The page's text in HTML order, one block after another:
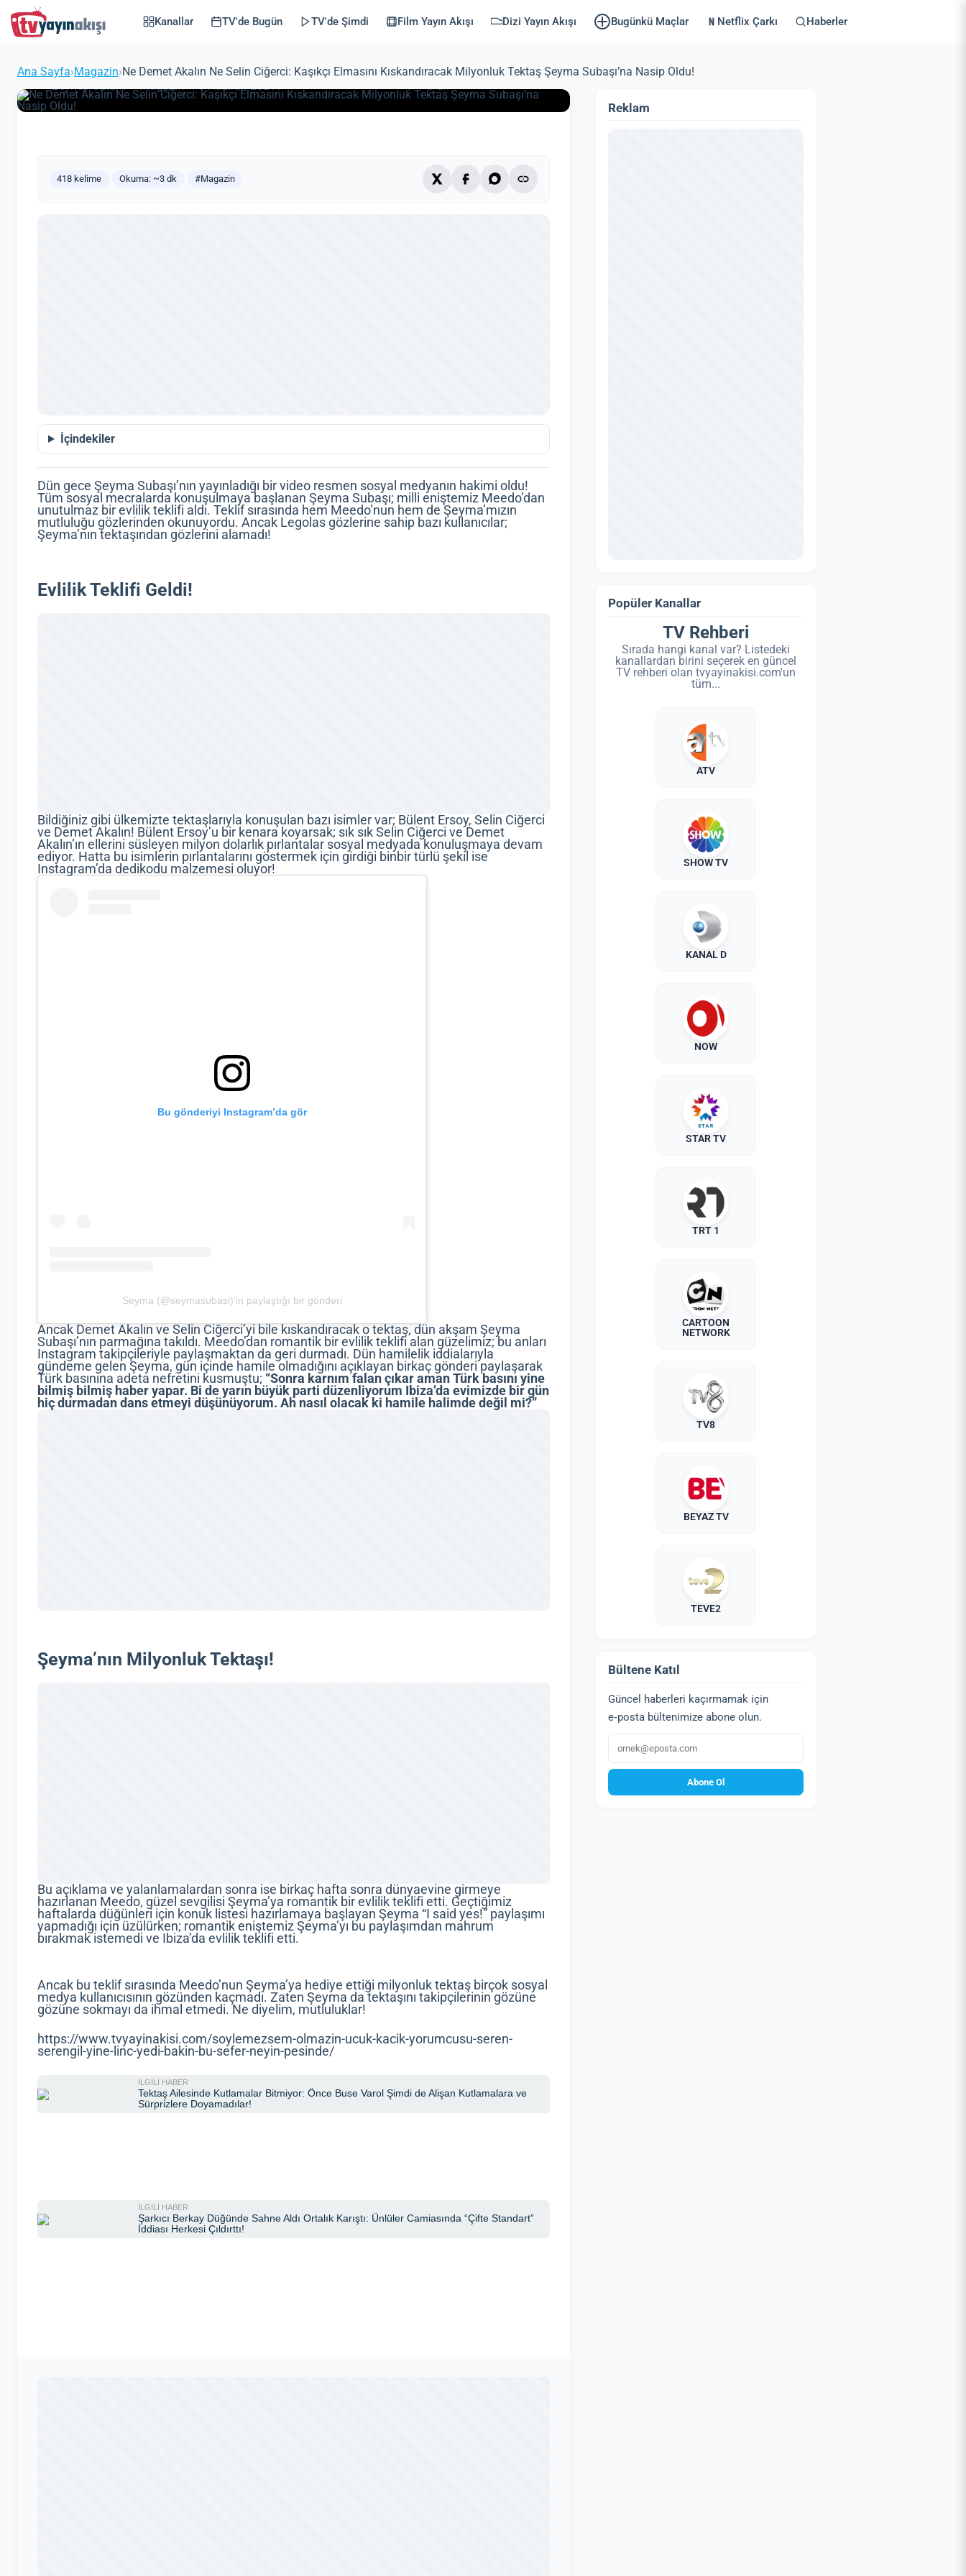
Kanallar TV'de Bugün TV'de Şimdi Film Yayın Akışı Dizi Yayın Akışı Bugünkü Maçlar Netflix Çarkı Haberler
Ana Sayfa›Magazin›Ne Demet Akalın Ne Selin Ciğerci: Kaşıkçı Elmasını Kıskandıracak Milyonluk Tektaş Şeyma Subaşı’na Nasip Oldu!
Milyonluk Tektaş Şeyma Subaşı’na
Zeynep Öztürk Magazin 3 Haziran 2021 3 dk
418 kelime Okuma: ~3 dk #Magazin
İçindekiler
Dün gece Şeyma Subaşı’nın yayınladığı bir video resmen sosyal medyanın hakimi oldu!
Tüm sosyal mecralarda konuşulmaya başlanan Şeyma Subaşı; milli eniştemiz Meedo’dan
unutulmaz bir evlilik teklifi aldı. Teklif sırasında hem Meedo’nun hem de Şeyma’mızın
mutluluğu gözlerinden okunuyordu. Ancak Legolas gözlerine sahip bazı kullanıcılar;
Şeyma’nın tektaşından gözlerini alamadı!
Evlilik Teklifi Geldi!
Bildiğiniz gibi ülkemizte tektaşlarıyla konuşulan bazı isimler var; Bülent Ersoy, Selin Ciğerci
ve Demet Akalın! Bülent Ersoy’u bir kenara koyarsak; sık sık Selin Ciğerci ve Demet
Akalın’ın ellerini süsleyen milyon dolarlık pırlantalar sosyal medyada konuluşmaya devam
ediyor. Hatta bu isimlerin pırlantalarını göstermek için girdiği binbir türlü şekil ise
Instagram’da dedikodu malzemesi oluyor!
Bu gönderiyi Instagram’da gör
Seyma (@seymasubasi)’in paylaştığı bir gönderi
Ancak Demet Akalın ve Selin Ciğerci’yi bile kıskandıracak o tektaş, dün akşam Şeyma
Subaşı’nın parmağına takıldı. Meedo’dan romantik bir evlilik teklifi alan güzelimiz; bu anları
Instagram takipçileriyle paylaşmaktan da geri durmadı. Dün hamilelik iddialarıyla
gündeme gelen Şeyma, gün içinde hamile olmadığını açıklayan birkaç gönderi paylaşarak
Türk basınına adeta nefretini kusmuştu; “Sonra karnım falan çıkar aman Türk basını yine
bilmiş bilmiş haber yapar. Bi de yarın büyük parti düzenliyorum Ibiza’da evimizde bir gün
hiç durmadan dans etmeyi düşünüyorum. Ah nasıl olacak ki hamile halimde değil mi?”
Şeyma’nın Milyonluk Tektaşı!
Bu açıklama ve yalanlamalardan sonra ise birkaç hafta sonra dünyaevine girmeye
hazırlanan Meedo, güzel sevgilisi Şeyma’ya romantik bir evlilik teklifi etti. Geçtiğimiz
haftalarda düğünleri için konuk listesi hazırlamaya başlayan Şeyma “I said yes!” paylaşımı
yapmadığı için üzülürken; romantik eniştemiz Şeyma’yı bu paylaşımdan mahrum
bırakmak istemedi ve Ibiza’da evlilik teklifi etti.
Ancak bu teklif sırasında Meedo’nun Şeyma’ya hediye ettiği milyonluk tektaş birçok sosyal
medya kullanıcısının gözünden kaçmadı. Zaten Şeyma da tektaşını takipçilerinin gözüne
gözüne sokmayı da ihmal etmedi. Ne diyelim, mutluluklar!
https://www.tvyayinakisi.com/soylemezsem-olmazin-ucuk-kacik-yorumcusu-seren-
serengil-yine-linc-yedi-bakin-bu-sefer-neyin-pesinde/
Reklam
Popüler Kanallar
TV Rehberi
Sırada hangi kanal var? Listedeki
kanallardan birini seçerek en güncel
TV rehberi olan tvyayinakisi.com'un
tüm...
ATV
SHOW TV
KANAL D
NOW
STAR TV
TRT 1
CARTOON
NETWORK
TV8
BEYAZ TV
TEVE2
Bültene Katıl
Güncel haberleri kaçırmamak için
e‑posta bültenimize abone olun.
E‑posta
Abone Ol